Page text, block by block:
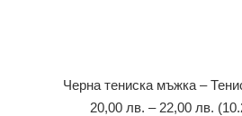
Черна тениска мъжка –
20,00 лв. – 22,00 лв.